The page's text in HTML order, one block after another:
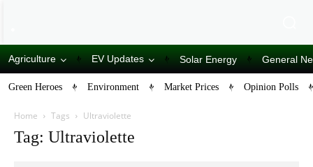
Agriculture EV Updates Solar Energy General
Green Heroes Environment Market Prices Opinion Polls
Home Tags Ultraviolette
Tag: Ultraviolette